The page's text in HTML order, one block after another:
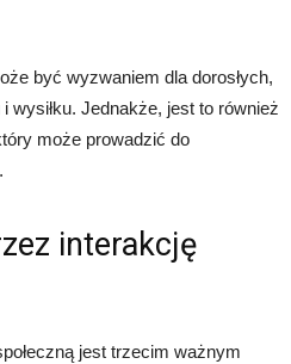
być wyzwaniem dla dorosłych,
wysiłku. Jednakże, jest to również
może prowadzić do
interakcję
jest trzecim ważnym